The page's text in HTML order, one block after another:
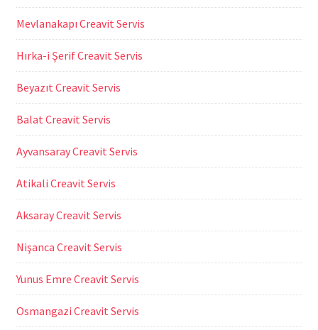
Mevlanakapı Creavit Servis
Hırka-i Şerif Creavit Servis
Beyazıt Creavit Servis
Balat Creavit Servis
Ayvansaray Creavit Servis
Atikali Creavit Servis
Aksaray Creavit Servis
Nişanca Creavit Servis
Yunus Emre Creavit Servis
Osmangazi Creavit Servis